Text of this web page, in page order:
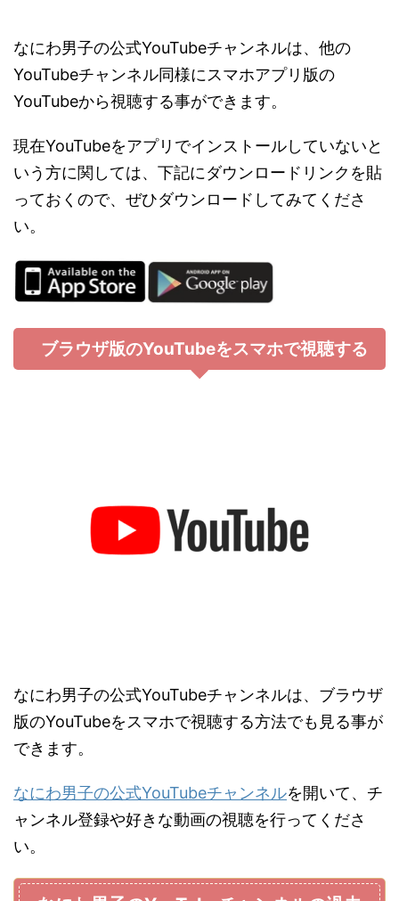
なにわ男子の公式YouTubeチャンネルは、他の
YouTubeチャンネル同様にスマホアプリ版の
YouTubeから視聴する事ができます。
現在YouTubeをアプリでインストールしていないと
いう方に関しては、下記にダウンロードリンクを貼
っておくので、ぜひダウンロードしてみてくださ
い。
ブラウザ版のYouTubeをスマホで視聴する
なにわ男子の公式YouTubeチャンネルは、ブラウザ
版のYouTubeをスマホで視聴する方法でも見る事が
できます。
なにわ男子の公式YouTubeチャンネルを開いて、チ
ャンネル登録や好きな動画の視聴を行ってくださ
い。